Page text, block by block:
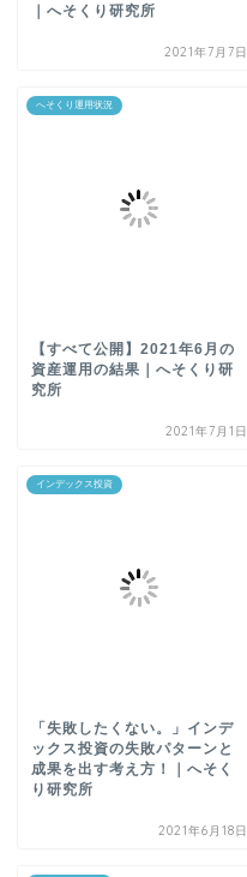
｜へそくり研究所
2021年7月7日
へそくり運用状況
【すべて公開】2021年6月の
資産運用の結果｜へそくり研
究所
2021年7月1日
インデックス投資
「失敗したくない。」インデ
ックス投資の失敗パターンと
成果を出す考え方！｜へそく
り研究所
2021年6月18日